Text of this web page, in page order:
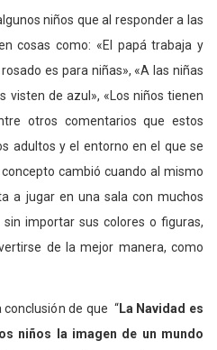
niños que al responder a las
cosas como: «El papá trabaja y
es para niñas», «A las niñas
visten de azul», «Los niños tienen
otros comentarios que estos
adultos y el entorno en el que se
cambió cuando al mismo
a jugar en una sala con muchos
importar sus colores o figuras,
de la mejor manera, como
conclusión de que “La Navidad es
niños la imagen de un mundo